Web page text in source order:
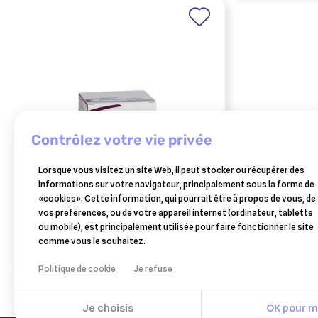
CEVA SANTE ANIMALE
milbeguard duo chats – 2 comprimés
(anciennement milbactor)
8,99 €
contrôlez votre vie privée
Lorsque vous visitez un site Web, il peut stocker ou récupérer des
informations sur votre navigateur, principalement sous la forme de
«cookies». Cette information, qui pourrait être à propos de vous, de
vos préférences, ou de votre appareil internet (ordinateur, tablette
ou mobile), est principalement utilisée pour faire fonctionner le site
comme vous le souhaitez.
Politique de cookie Je refuse
Je choisis OK pour